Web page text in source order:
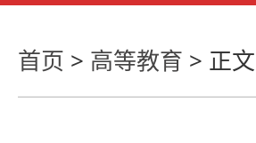
首页 > 高等教育 > 正文